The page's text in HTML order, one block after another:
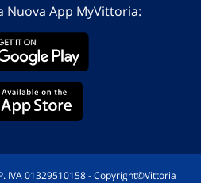
Nuova App MyVittoria:
IVA 01329510158 - Copyright©Vittoria